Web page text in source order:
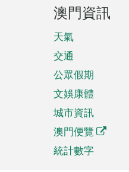
澳門資訊
天氣
交通
公眾假期
文娛康體
城市資訊
澳門便覽
統計數字